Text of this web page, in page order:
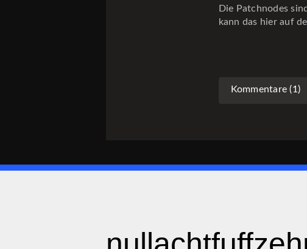
Die Patchnodes
kann das hier auf
Kommentare (1)